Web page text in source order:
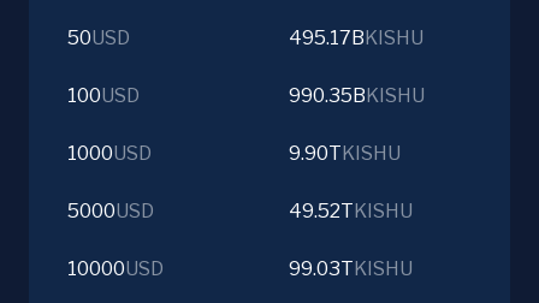
50USD 495.17B KISHU
100USD 990.35B KISHU
1000USD 9.90T KISHU
5000USD 49.52T KISHU
10000USD 99.03T KISHU